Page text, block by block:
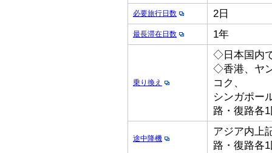
必要旅行日数 2日
最長滞在日数 1年
乗り換え
◇日本国内
◇香港、ヤ
コク、
シンガポー
路・復路各
途中降機
アジア内上
路・復路各